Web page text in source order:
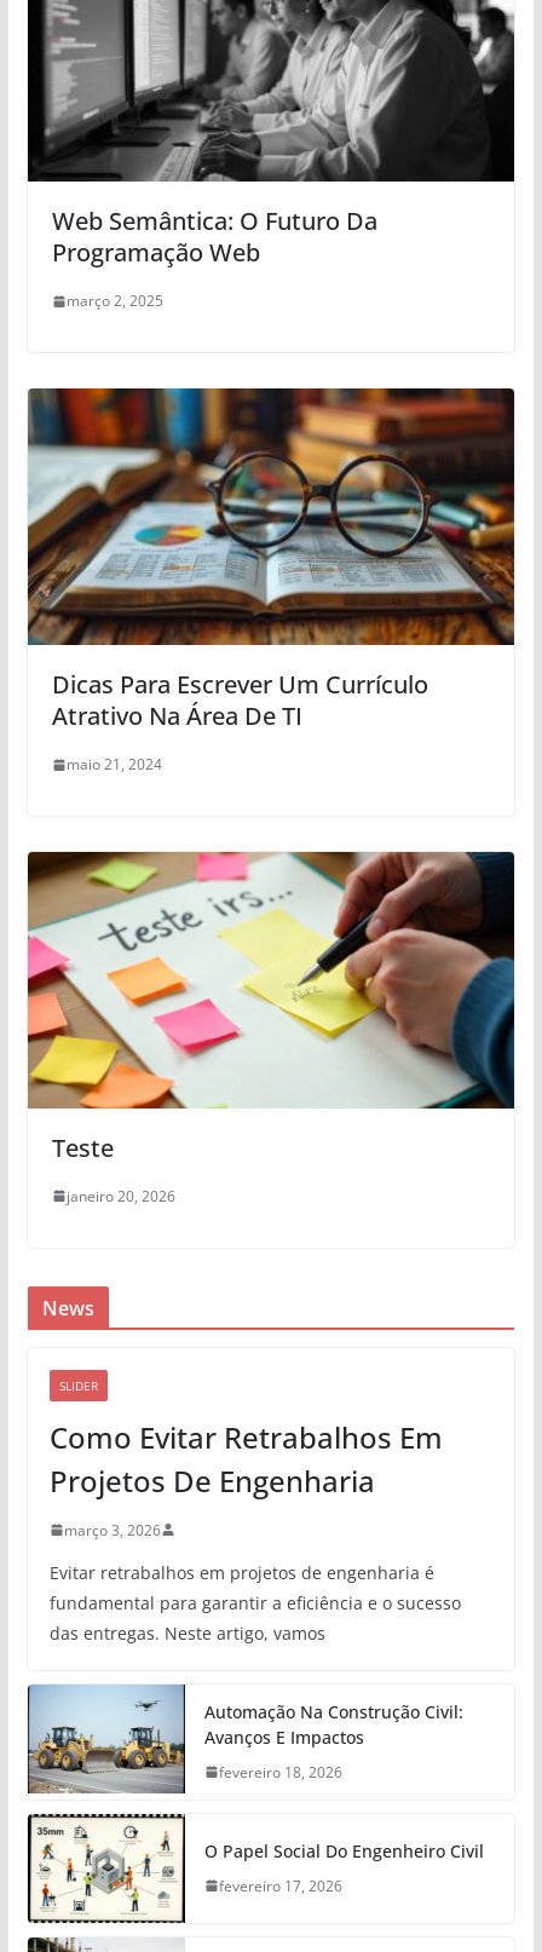
Web Semântica: O Futuro Da
Programação Web
março 2, 2025
Dicas Para Escrever Um Currículo
Atrativo Na Área De TI
maio 21, 2024
Teste
janeiro 20, 2026
News
SLIDER
Como Evitar Retrabalhos Em
Projetos De Engenharia
março 3, 2026
Evitar retrabalhos em projetos de engenharia é
fundamental para garantir a eficiência e o sucesso
das entregas. Neste artigo, vamos
Automação Na Construção Civil:
Avanços E Impactos
fevereiro 18, 2026
O Papel Social Do Engenheiro Civil
fevereiro 17, 2026